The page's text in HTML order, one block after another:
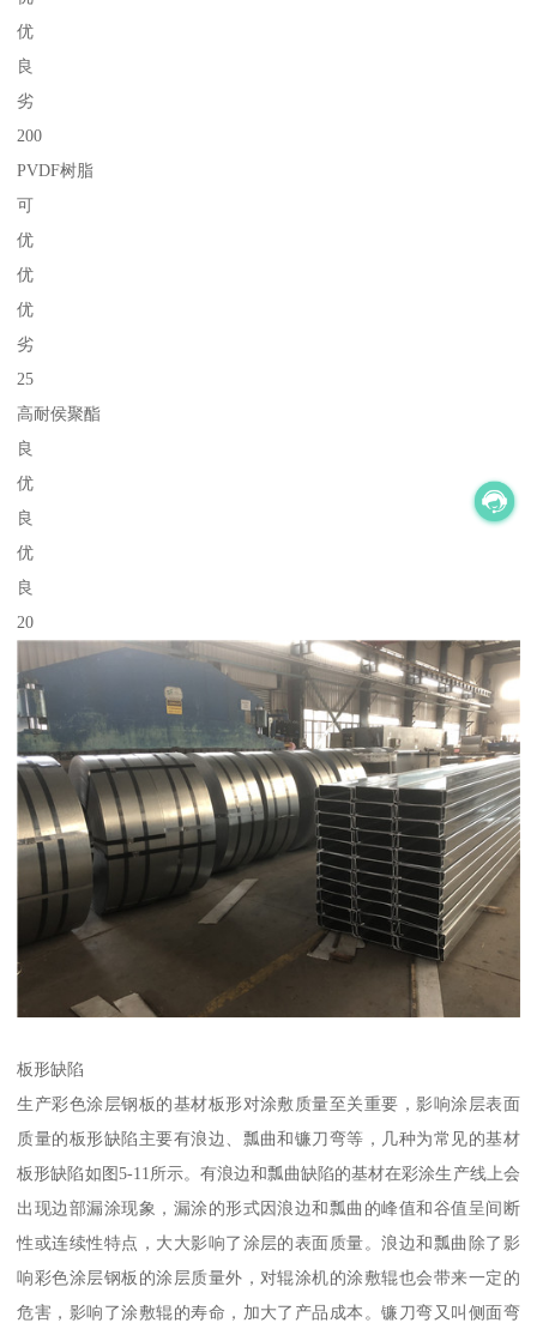
优
良
劣
200
PVDF树脂
可
优
优
优
劣
25
高耐侯聚酯
良
优
良
优
良
20
板形缺陷
生产彩色涂层钢板的基材板形对涂敷质量至关重要，影响涂层表面
质量的板形缺陷主要有浪边、瓢曲和镰刀弯等，几种为常见的基材
板形缺陷如图5-11所示。有浪边和瓢曲缺陷的基材在彩涂生产线上会
出现边部漏涂现象，漏涂的形式因浪边和瓢曲的峰值和谷值呈间断
性或连续性特点，大大影响了涂层的表面质量。浪边和瓢曲除了影
响彩色涂层钢板的涂层质量外，对辊涂机的涂敷辊也会带来一定的
危害，影响了涂敷辊的寿命，加大了产品成本。镰刀弯又叫侧面弯